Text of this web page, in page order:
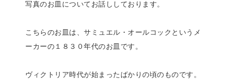
写真のお皿についてお話ししております。
こちらのお皿は、サミュエル・オールコックというメ
ーカーの１８３０年代のお皿です。
ヴィクトリア時代が始まったばかりの頃のものです。